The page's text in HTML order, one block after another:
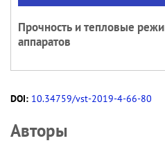
Прочность и тепловые
аппаратов
DOI: 10.34759/vst-2019-4-66-80
Авторы